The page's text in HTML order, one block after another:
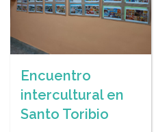
Encuentro
intercultural en
Santo Toribio